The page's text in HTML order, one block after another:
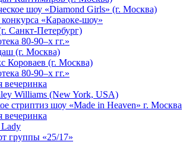
шоу «Diamond Girls» (г. Москва)
«Караоке-шоу»
Санкт-Петербург)
80-90–х гг.»
(г. Москва)
Короваев (г. Москва)
80-90–х гг.»
вечеринка
Williams (New York, USA)
стриптиз шоу «Made in Heaven» г. Москва
вечеринка
группы «25/17»